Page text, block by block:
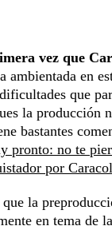
vez que
ambientada en
que
la producción
bastantes
pronto: no te
por
la
en tema de la